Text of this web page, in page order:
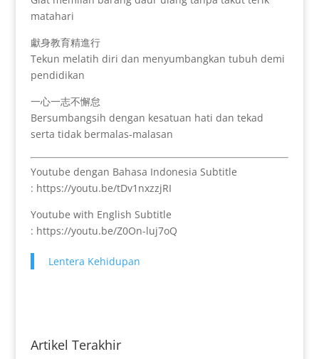
matahari
獻身教育精進行
Tekun melatih diri dan menyumbangkan tubuh demi
pendidikan
一心一志不懈怠
Bersumbangsih dengan kesatuan hati dan tekad
serta tidak bermalas-malasan
Youtube dengan Bahasa Indonesia Subtitle
: https://youtu.be/tDv1nxzzjRI
Youtube with English Subtitle
: https://youtu.be/Z0On-luj7oQ
Lentera Kehidupan
Artikel Terakhir